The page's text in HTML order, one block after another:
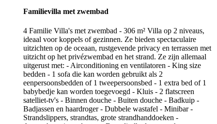
Familievilla met zwembad
4 Familie Villa's met zwembad - 306 m² Villa op 2 niveaus,
ideaal voor koppels of gezinnen. Ze bieden spectaculaire
uitzichten op de oceaan, rustgevende privacy en terrassen met
uitzicht op het privézwembad en het strand. Ze zijn allemaal
uitgerust met: - Airconditioning en ventilatoren - King size
bedden - 1 sofa die kan worden gebruikt als 2
eenpersoonsbedden of 1 tweepersoonsbed - 1 extra bed of 1
babybedje kan worden toegevoegd - Kluis - 2 flatscreen
satelliet-tv's - Binnen douche - Buiten douche - Badkuip -
Badjassen en haardroger - Dubbele wastafel - Minibar -
Strandslippers, strandtas, grote strandhanddoeken -